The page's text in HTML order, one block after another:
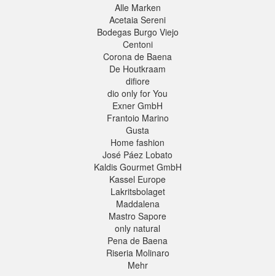
Alle Marken
Acetaia Sereni
Bodegas Burgo Viejo
Centoni
Corona de Baena
De Houtkraam
difiore
dio only for You
Exner GmbH
Frantoio Marino
Gusta
Home fashion
José Páez Lobato
Kaldis Gourmet GmbH
Kassel Europe
Lakritsbolaget
Maddalena
Mastro Sapore
only natural
Pena de Baena
Riseria Molinaro
Mehr